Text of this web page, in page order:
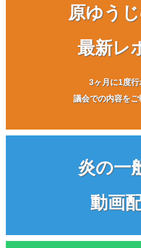
原ゆう
最新レ
3ヶ月に1度行
議会での内容をご
炎の一
動画